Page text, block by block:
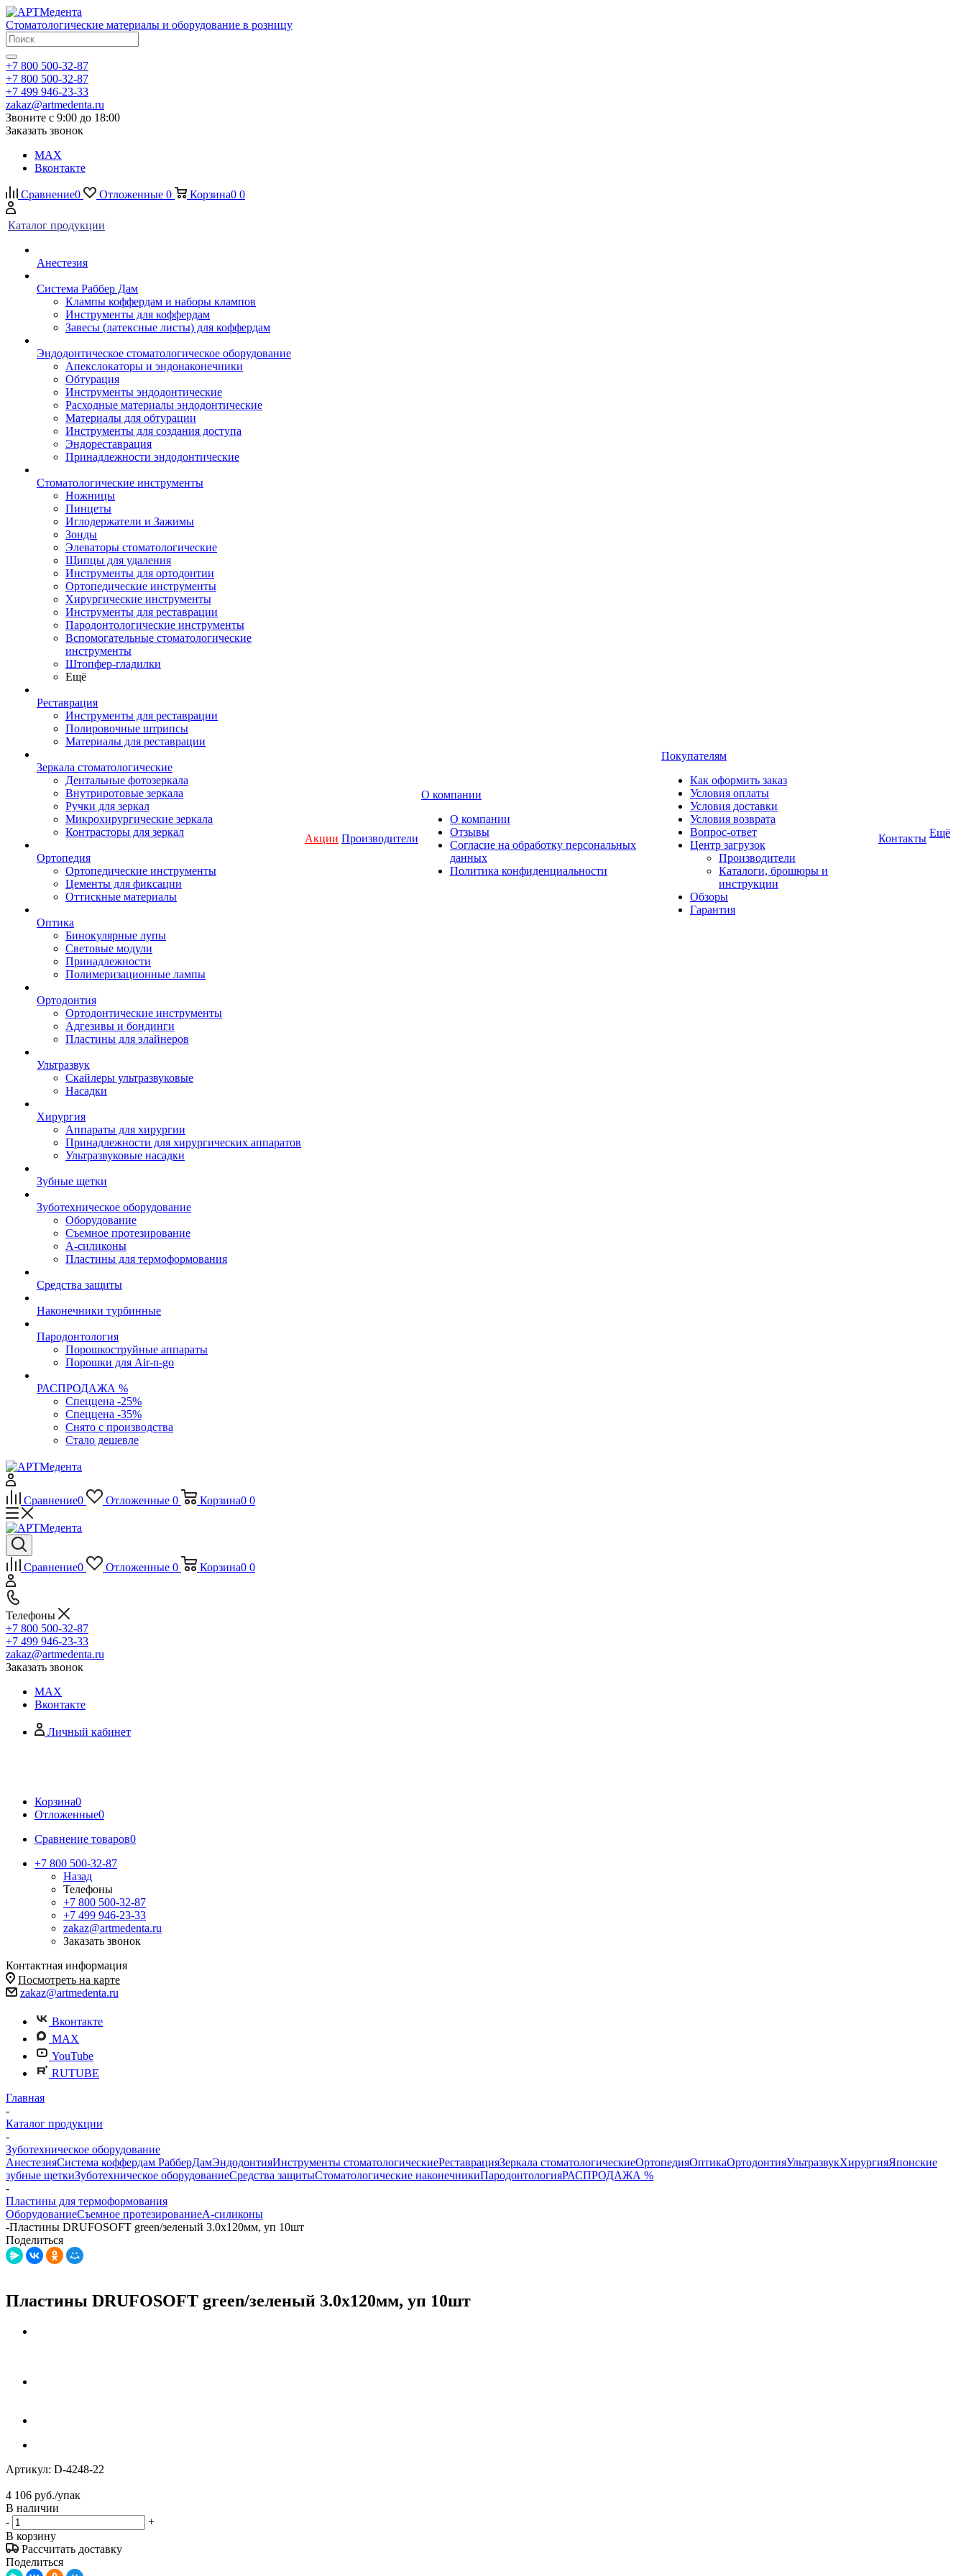
Стоматологические материалы и оборудование в розницу
+7 800 500-32-87
+7 800 500-32-87
+7 499 946-23-33
zakaz@artmedenta.ru
Звоните с 9:00 до 18:00
Заказать звонок
MAX
Вконтакте
Сравнение0 Отложенные 0 Корзина0 0
Каталог продукции
Анестезия
Система Раббер Дам
Клампы коффердам и наборы клампов
Инструменты для коффердам
Завесы (латексные листы) для коффердам
Эндодонтическое стоматологическое оборудование
Апекслокаторы и эндонаконечники
Обтурация
Инструменты эндодонтические
Расходные материалы эндодонтические
Материалы для обтурации
Инструменты для создания доступа
Эндореставрация
Принадлежности эндодонтические
Стоматологические инструменты
Ножницы
Пинцеты
Иглодержатели и Зажимы
Зонды
Элеваторы стоматологические
Щипцы для удаления
Инструменты для ортодонтии
Ортопедические инструменты
Хирургические инструменты
Инструменты для реставрации
Пародонтологические инструменты
Вспомогательные стоматологические
инструменты
Штопфер-гладилки
Ещё
Реставрация
Инструменты для реставрации
Полировочные штрипсы
Материалы для реставрации
Зеркала стоматологические
Дентальные фотозеркала
Внутриротовые зеркала
Ручки для зеркал
Микрохирургические зеркала
Контрасторы для зеркал
Ортопедия
Ортопедические инструменты
Цементы для фиксации
Оттискные материалы
Оптика
Бинокулярные лупы
Световые модули
Принадлежности
Полимеризационные лампы
Ортодонтия
Ортодонтические инструменты
Адгезивы и бондинги
Пластины для элайнеров
Ультразвук
Скайлеры ультразвуковые
Насадки
Хирургия
Аппараты для хирургии
Принадлежности для хирургических аппаратов
Ультразвуковые насадки
Зубные щетки
Зуботехническое оборудование
Оборудование
Съемное протезирование
А-силиконы
Пластины для термоформования
Средства защиты
Наконечники турбинные
Пародонтология
Порошкоструйные аппараты
Порошки для Air-n-go
РАСПРОДАЖА %
Спеццена -25%
Спеццена -35%
Снято с производства
Стало дешевле
Акции Производители
О компании
О компании
Отзывы
Согласие на обработку персональных
данных
Политика конфиденциальности
Покупателям
Как оформить заказ
Условия оплаты
Условия доставки
Условия возврата
Вопрос-ответ
Центр загрузок
Производители
Каталоги, брошюры и
инструкции
Обзоры
Гарантия
Контакты Ещё
Сравнение0 Отложенные 0 Корзина0 0
Сравнение0 Отложенные 0 Корзина0 0
Телефоны
+7 800 500-32-87
+7 499 946-23-33
zakaz@artmedenta.ru
Заказать звонок
MAX
Вконтакте
Личный кабинет
Корзина0
Отложенные0
Сравнение товаров0
+7 800 500-32-87
Назад
Телефоны
+7 800 500-32-87
+7 499 946-23-33
zakaz@artmedenta.ru
Заказать звонок
Контактная информация
Посмотреть на карте
zakaz@artmedenta.ru
Вконтакте
MAX
YouTube
RUTUBE
Главная
-
Каталог продукции
-
Зуботехническое оборудование
АнестезияСистема коффердам РабберДамЭндодонтияИнструменты стоматологическиеРеставрацияЗеркала стоматологическиеОртопедияОптикаОртодонтияУльтразвукХирургияЯпонские
зубные щеткиЗуботехническое оборудованиеСредства защитыСтоматологические наконечникиПародонтологияРАСПРОДАЖА %
-
Пластины для термоформования
ОборудованиеСъемное протезированиеА-силиконы
-Пластины DRUFOSOFT green/зеленый 3.0x120мм, уп 10шт
Поделиться
Пластины DRUFOSOFT green/зеленый 3.0x120мм, уп 10шт
Артикул: D-4248-22
4 106 руб./упак
В наличии
-
+
В корзину
Рассчитать доставку
Поделиться